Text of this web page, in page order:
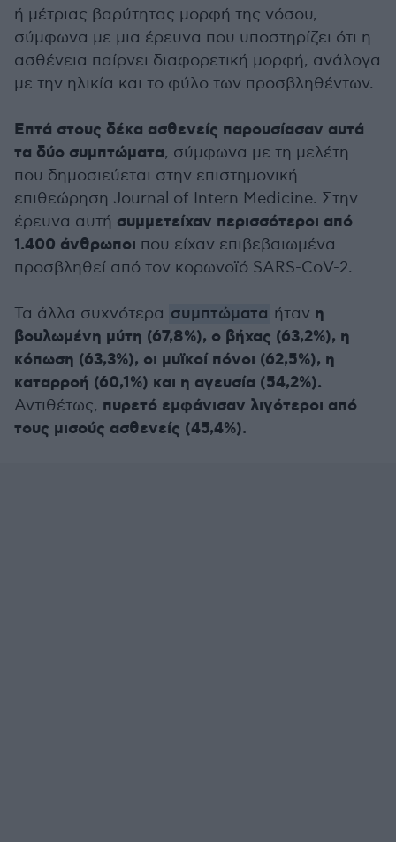
ή μέτριας βαρύτητας μορφή της νόσου,
σύμφωνα με μια έρευνα που υποστηρίζει ότι η
ασθένεια παίρνει διαφορετική μορφή, ανάλογα
με την ηλικία και το φύλο των προσβληθέντων.
Επτά στους δέκα ασθενείς παρουσίασαν αυτά
τα δύο συμπτώματα, σύμφωνα με τη μελέτη
που δημοσιεύεται στην επιστημονική
επιθεώρηση Journal of Intern Medicine. Στην
έρευνα αυτή συμμετείχαν περισσότεροι από
1.400 άνθρωποι που είχαν επιβεβαιωμένα
προσβληθεί από τον κορωνοϊό SARS-CoV-2.
Τα άλλα συχνότερα συμπτώματα ήταν η
βουλωμένη μύτη (67,8%), ο βήχας (63,2%), η
κόπωση (63,3%), οι μυϊκοί πόνοι (62,5%), η
καταρροή (60,1%) και η αγευσία (54,2%).
Αντιθέτως, πυρετό εμφάνισαν λιγότεροι από
τους μισούς ασθενείς (45,4%).